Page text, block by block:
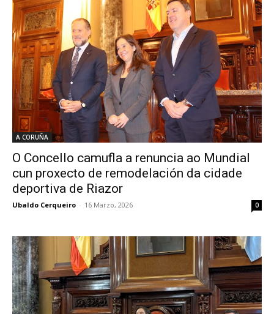
A CORUÑA
O Concello camufla a renuncia ao Mundial
cun proxecto de remodelación da cidade
deportiva de Riazor
Ubaldo Cerqueiro - 16 Marzo, 2026 0